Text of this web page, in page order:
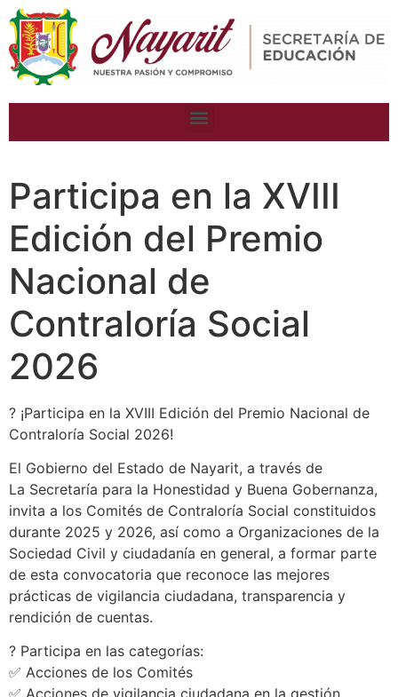
Participa en la XVIII
Edición del Premio
Nacional de
Contraloría Social
2026
? ¡Participa en la XVIII Edición del Premio Nacional de
Contraloría Social 2026!
El Gobierno del Estado de Nayarit, a través de
La Secretaría para la Honestidad y Buena Gobernanza,
invita a los Comités de Contraloría Social constituidos
durante 2025 y 2026, así como a Organizaciones de la
Sociedad Civil y ciudadanía en general, a formar parte
de esta convocatoria que reconoce las mejores
prácticas de vigilancia ciudadana, transparencia y
rendición de cuentas.
? Participa en las categorías:
✅ Acciones de los Comités